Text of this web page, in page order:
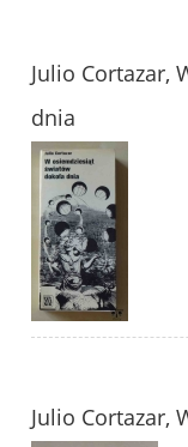
Julio Cortazar,
dnia
Julio Cortazar,